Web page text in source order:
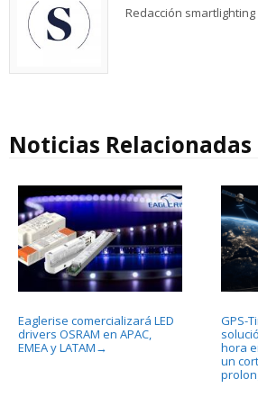
Redacción smartlighting
Noticias Relacionadas
Eaglerise comercializará LED
drivers OSRAM en APAC,
EMEA y LATAM →
GPS-
hora
un